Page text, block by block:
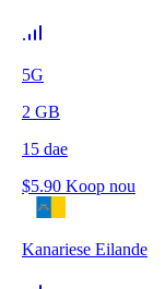
5G
2 GB
15 dae
$5.90 Koop nou
Kanariese Eilande